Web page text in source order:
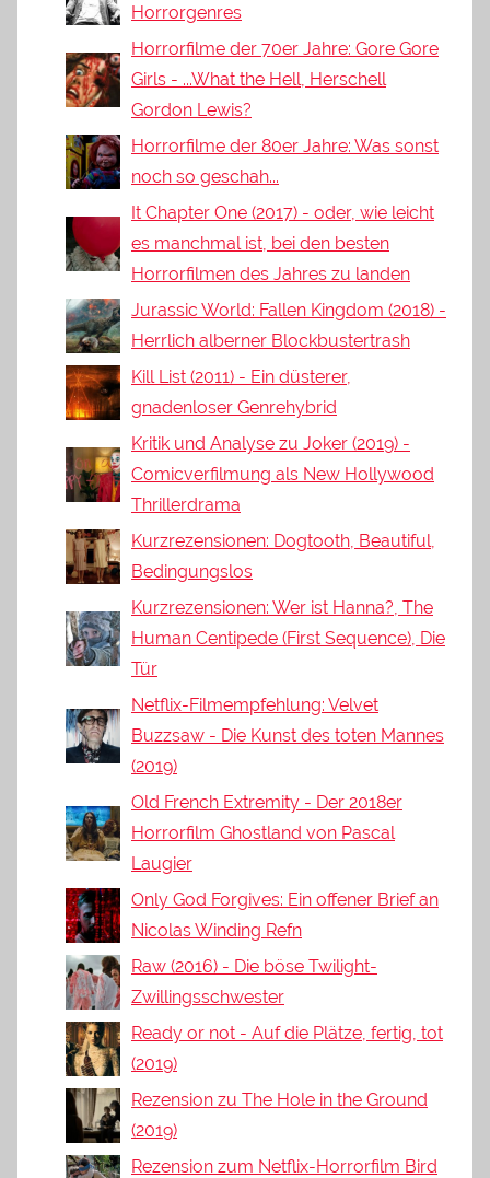
Horrorgenres
Horrorfilme der 70er Jahre: Gore Gore
Girls - ...What the Hell, Herschell
Gordon Lewis?
Horrorfilme der 80er Jahre: Was sonst
noch so geschah...
It Chapter One (2017) - oder, wie leicht
es manchmal ist, bei den besten
Horrorfilmen des Jahres zu landen
Jurassic World: Fallen Kingdom (2018) -
Herrlich alberner Blockbustertrash
Kill List (2011) - Ein düsterer,
gnadenloser Genrehybrid
Kritik und Analyse zu Joker (2019) -
Comicverfilmung als New Hollywood
Thrillerdrama
Kurzrezensionen: Dogtooth, Beautiful,
Bedingungslos
Kurzrezensionen: Wer ist Hanna?, The
Human Centipede (First Sequence), Die
Tür
Netflix-Filmempfehlung: Velvet
Buzzsaw - Die Kunst des toten Mannes
(2019)
Old French Extremity - Der 2018er
Horrorfilm Ghostland von Pascal
Laugier
Only God Forgives: Ein offener Brief an
Nicolas Winding Refn
Raw (2016) - Die böse Twilight-
Zwillingsschwester
Ready or not - Auf die Plätze, fertig, tot
(2019)
Rezension zu The Hole in the Ground
(2019)
Rezension zum Netflix-Horrorfilm Bird